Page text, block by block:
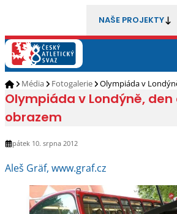
NAŠE PROJEKTY
Média Fotogalerie Olympiáda v
Olympiáda v Londýně, den
obrazem
pátek 10. srpna 2012
Aleš Gräf, www.graf.cz